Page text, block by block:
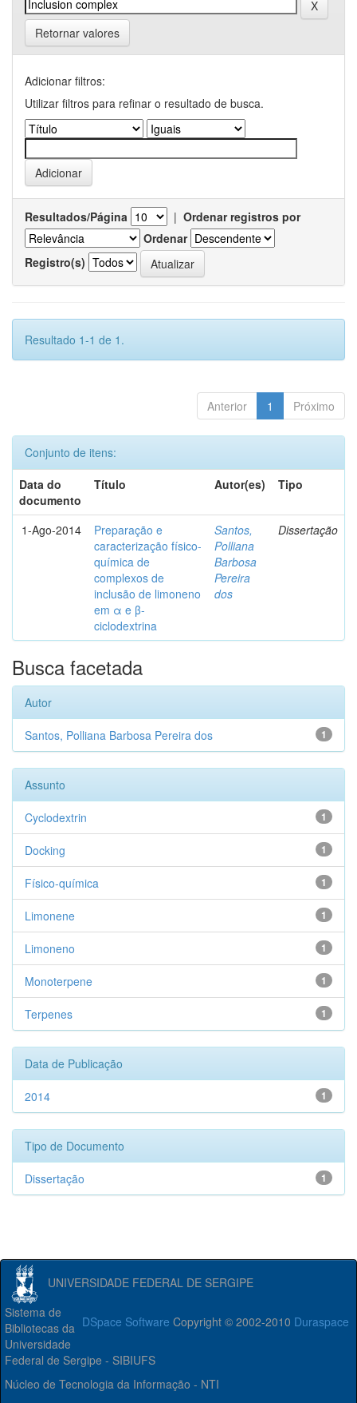
Retornar valores
Adicionar filtros:
Utilizar filtros para refinar o resultado de busca.
Resultados/Página | Ordenar registros por
Ordenar
Registro(s)
Resultado 1-1 de 1.
Anterior 1 Próximo
Conjunto de itens:
Data do
documento
Título Autor(es) Tipo
1-Ago-2014
Preparação e
caracterização físico-
química de
complexos de
inclusão de limoneno
em α e β-
ciclodextrina
Santos,
Polliana
Barbosa
Pereira
dos
Dissertação
Busca facetada
Autor
1
Santos, Polliana Barbosa Pereira dos
Assunto
1
Cyclodextrin
1
Docking
1
Físico-química
1
Limonene
1
Limoneno
1
Monoterpene
1
Terpenes
Data de Publicação
1
2014
Tipo de Documento
1
Dissertação
UNIVERSIDADE FEDERAL DE SERGIPE
DSpace Software Copyright © 2002-2010 Duraspace
Sistema de
Bibliotecas da
Universidade
Federal de Sergipe - SIBIUFS
Núcleo de Tecnologia da Informação - NTI